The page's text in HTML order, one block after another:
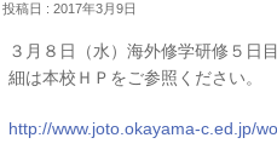
投稿日 : 2017年3月9日
３月８日（水）海外修学研修５日
細は本校ＨＰをご参照ください。
http://www.joto.okayama-c.ed.jp/